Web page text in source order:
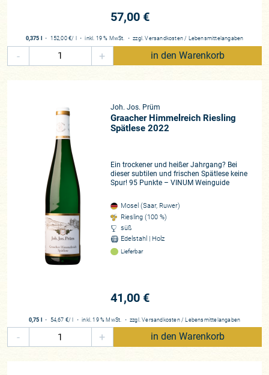
57,00 €
0,375 l ・ 152,00 €/ l ・inkl. 19 % MwSt. ・zzgl.Versandkosten / Lebensmittelangaben
- + in den Warenkorb
Joh. Jos. Prüm
Graacher Himmelreich Riesling
Spätlese 2022
Ein trockener und heißer Jahrgang? Bei
dieser subtilen und frischen Spätlese keine
Spur! 95 Punkte – VINUM Weinguide
Mosel (Saar, Ruwer)
Riesling (100 %)
süß
Edelstahl | Holz
Lieferbar
41,00 €
0,75 l ・ 54,67 €/ l ・inkl. 19 % MwSt. ・ zzgl.Versandkosten / Lebensmittelangaben
- + in den Warenkorb